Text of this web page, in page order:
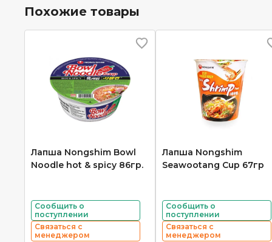
Похожие товары
Лапша Nongshim Bowl
Noodle hot & spicy 86гр.
Сообщить о
поступлении
Связаться с
менеджером
Лапша Nongshim
Seawootang Cup 67гр
Сообщить о
поступлении
Связаться с
менеджером